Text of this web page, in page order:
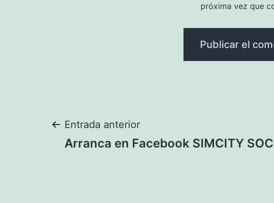
próxima vez que
Navegación
Entrada anterior
Arranca en Facebook SIMCITY